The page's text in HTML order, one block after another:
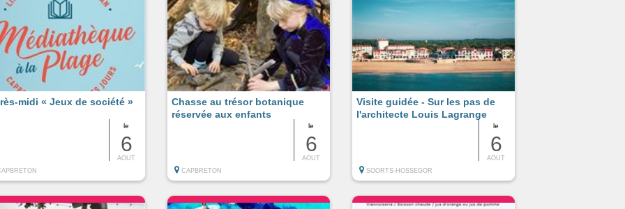
le
6
AOUT
midi « Jeux de société »
le
6
AOUT
Chasse au trésor botanique
réservée aux enfants
CAPBRETON
le
6
AOUT
Visite guidée - Sur les pas de
l'architecte Louis Lagrange
SOORTS-HOSSEGOR